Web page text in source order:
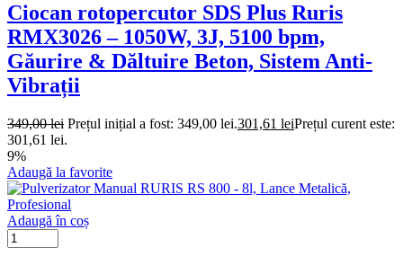
Ciocan rotopercutor SDS Plus Ruris
RMX3026 – 1050W, 3J, 5100 bpm,
Găurire & Dăltuire Beton, Sistem Anti-
Vibrații
349,00lei Prețul inițial a fost: 349,00 lei.301,61 leiPrețul curent este:
301,61 lei.
9%
Adaugă la favorite
Adaugă în coș